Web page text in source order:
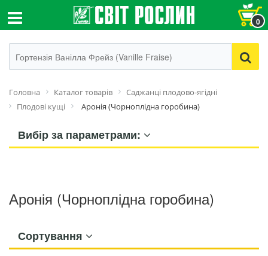
0
Головна Каталог товарів
Саджанці плодово-ягідні
Плодові кущі
Аронія (Чорноплідна горобина)
Вибір за параметрами:
Аронія (Чорноплідна горобина)
Сортування